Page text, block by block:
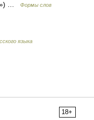
…
Формы слов
языка
18+